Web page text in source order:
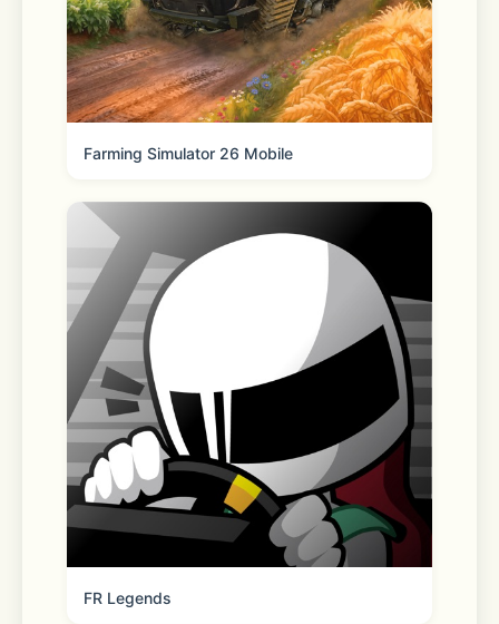
   游戏中有不少投掷类工具，石头，竹
叉，弓箭。有时候你会碰到一些猎物，如
草原上的兔子，池塘里的鱼。你需要用你
的投掷工具瞄准猎物进行猎杀，当然不同
   ->遇到大型危险动物怎么办
   当生存几天后，偶尔会碰到一些大型危
险动物，如:森林里的狼，非洲平原上的
鬣狗，沼泽里的鳄鱼等。如果手头有投掷
类工具，你可以瞄准打它，赶跑他们。如
果没有，那就只能是逃跑。
   ->美食的诱惑
Farming Simulator 26 Mobile
FR Legends